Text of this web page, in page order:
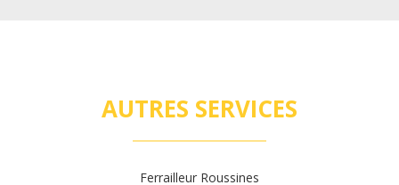
AUTRES SERVICES
Ferrailleur Roussines